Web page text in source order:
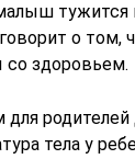
тужится
о том,
здоровьем.
родителей
тела у